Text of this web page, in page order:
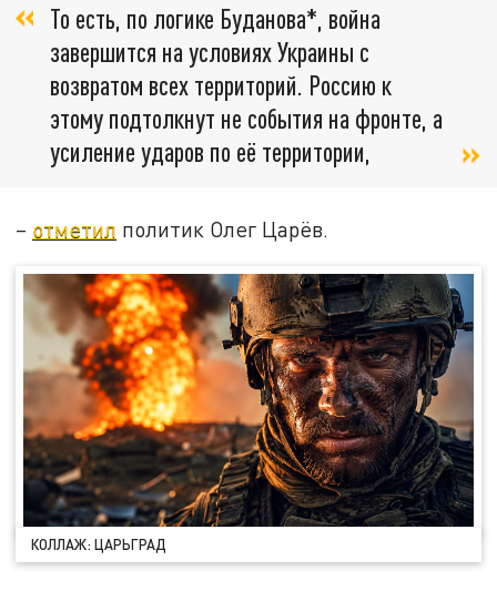
То есть, по логике Буданова*, война
завершится на условиях Украины с
возвратом всех территорий. Россию к
этому подтолкнут не события на фронте, а
усиление ударов по её территории,
– отметил политик Олег Царёв.
КОЛЛАЖ: ЦАРЬГРАД